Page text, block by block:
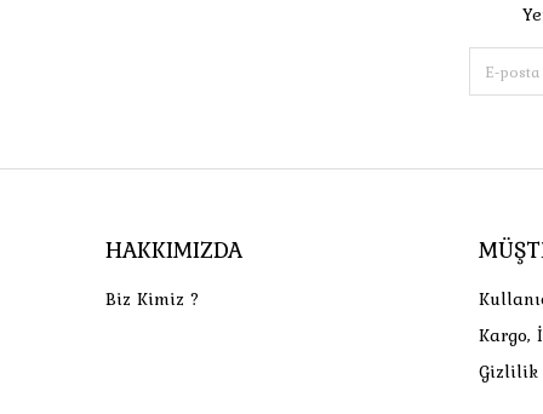
HAKKIMIZDA
Biz Kimiz ?
Kargo,
Gizlilik